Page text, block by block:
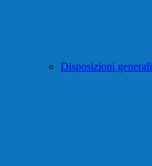
Disposizioni generali